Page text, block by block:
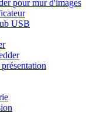
pour mur d'images
USB